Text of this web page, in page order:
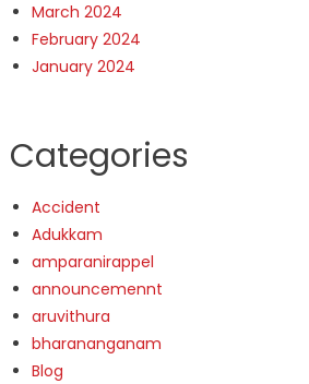
March 2024
February 2024
January 2024
Categories
Accident
Adukkam
amparanirappel
announcemennt
aruvithura
bharananganam
Blog